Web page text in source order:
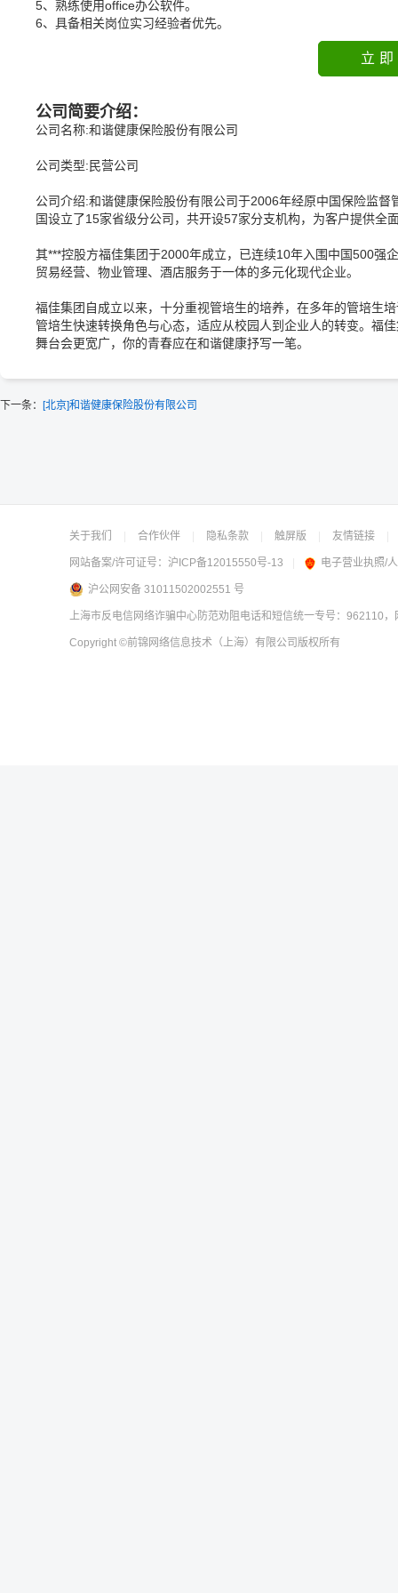
5、熟练使用office办公软件。
6、具备相关岗位实习经验者优先。
立
公司简要介绍：
公司名称:和谐健康保险股份有限公司
公司类型:民营公司
公司介绍:和谐健康保险股份有限公司于2006年经原中国保险监
国设立了15家省级分公司，共开设57家分支机构，为客户提供全
其***控股方福佳集团于2000年成立，已连续10年入围中国500强
贸易经营、物业管理、酒店服务于一体的多元化现代企业。
福佳集团自成立以来，十分重视管培生的培养，在多年的管培生
管培生快速转换角色与心态，适应从校园人到企业人的转变。福
舞台会更宽广，你的青春应在和谐健康抒写一笔。
下一条： [北京]和谐健康保险股份有限公司
关于我们 合作伙伴 隐私条款 触屏版 友情链接
网站备案/许可证号： 沪ICP备12015550号-13 电子营业执照/
沪公网安备 31011502002551 号
上海市反电信网络诈骗中心防范劝阻电话和短信统一专号：962110
Copyright ©前锦网络信息技术（上海）有限公司 版权所有